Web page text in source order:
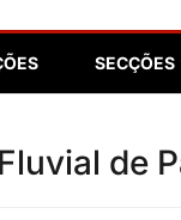
SECÇÕES
de